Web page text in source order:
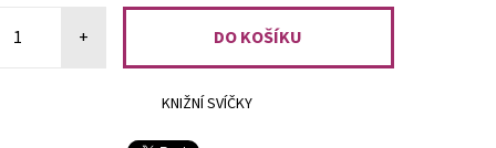
+
KNIŽNÍ SVÍČKY